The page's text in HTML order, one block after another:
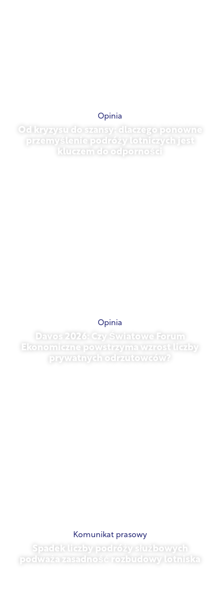
Opinia
Od kryzysu do szansy: dlaczego ponowne
przemyślenie podróży lotniczych jest
kluczem do odporności
Opinia
Davos 2026: Czy Światowe Forum
Ekonomiczne powstrzyma wzrost liczby
prywatnych odrzutowców?
Komunikat prasowy
Spadek liczby podróży służbowych
podważa zasadność rozbudowy lotniska